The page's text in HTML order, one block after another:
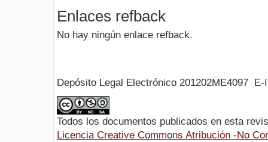
Enlaces refback
No hay ningún enlace refback.
Depósito Legal Electrónico 201202ME4097 E-
Todos los documentos publicados en esta
Licencia Creative Commons Atribución -No